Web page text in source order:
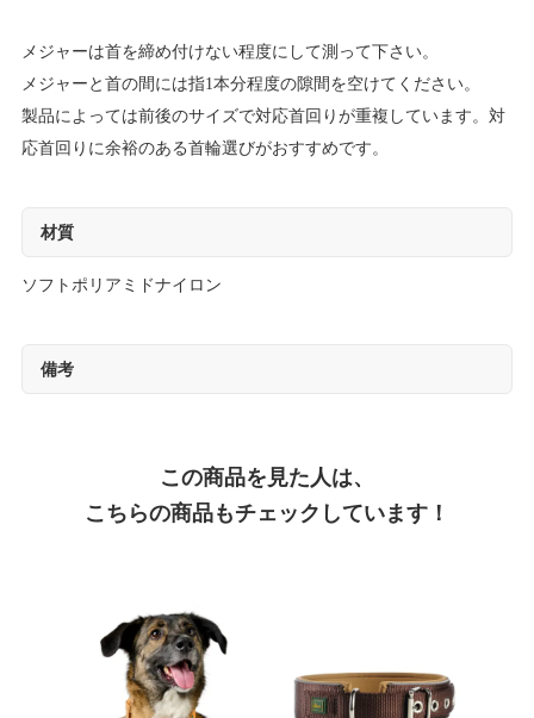
メジャーは首を締め付けない程度にして測って下さい。
メジャーと首の間には指1本分程度の隙間を空けてください。
製品によっては前後のサイズで対応首回りが重複しています。対
応首回りに余裕のある首輪選びがおすすめです。
材質
ソフトポリアミドナイロン
備考
この商品を見た人は、
こちらの商品もチェックしています！